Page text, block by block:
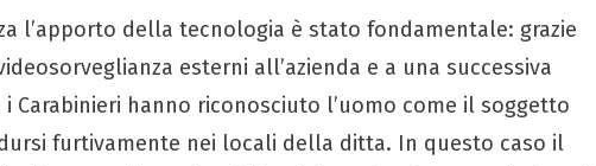
l’apporto della tecnologia è stato fondamentale: grazie
esterni all’azienda e a una successiva
Carabinieri hanno riconosciuto l’uomo come il soggetto
furtivamente nei locali della ditta. In questo caso il